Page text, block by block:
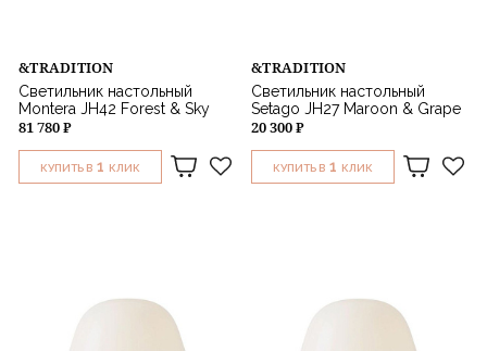
&TRADITION
Светильник настольный
Montera JH42 Forest & Sky
81 780 ₽
КУПИТЬ В 1 КЛИК
&TRADITION
Светильник настольный
Setago JH27 Maroon & Grape
20 300 ₽
КУПИТЬ В 1 КЛИК